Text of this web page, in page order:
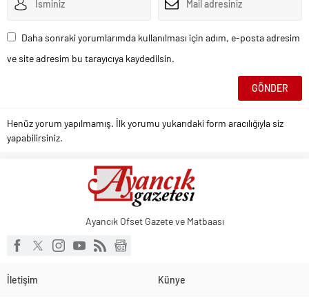
Daha sonraki yorumlarımda kullanılması için adım, e-posta adresim
ve site adresim bu tarayıcıya kaydedilsin.
Henüz yorum yapılmamış. İlk yorumu yukarıdaki form aracılığıyla siz
yapabilirsiniz.
Ayancık Ofset Gazete ve Matbaası
İletişim Künye